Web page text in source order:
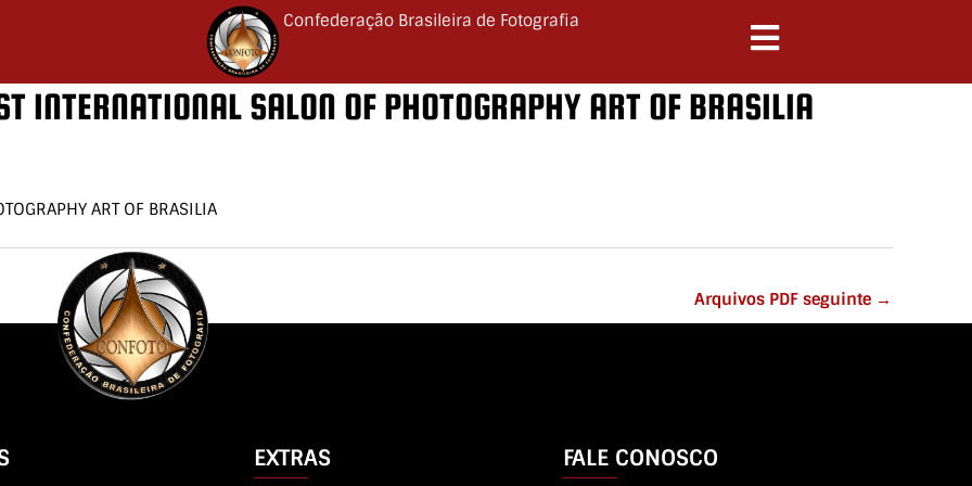
Confederação Brasileira de Fotografia
SALON OF PHOTOGRAPHY ART OF BRASILIA
ART OF BRASILIA
Arquivos PDF seguinte →
EXTRAS FALE CONOSCO